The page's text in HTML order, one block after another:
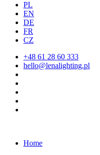
PL
EN
DE
FR
CZ
+48 61 28 60 333
hello@lenalighting.pl
Home